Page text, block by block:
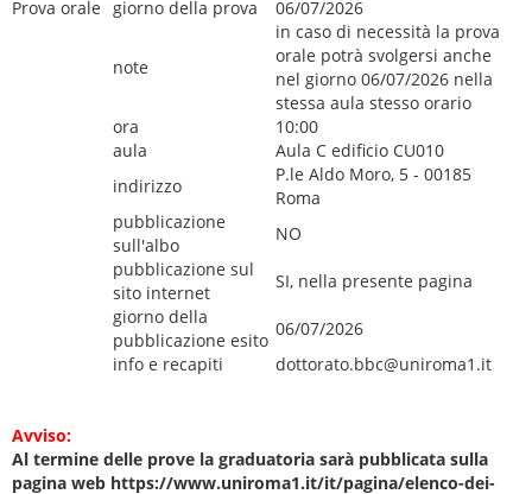
Prova orale giorno della prova 06/07/2026
note
in caso di necessità la prova
orale potrà svolgersi anche
nel giorno 06/07/2026 nella
stessa aula stesso orario
ora
10:00
aula
Aula C edificio CU010
indirizzo
P.le Aldo Moro, 5 - 00185
Roma
pubblicazione
sull'albo
NO
pubblicazione sul
sito internet
SI, nella presente pagina
giorno della
pubblicazione esito
06/07/2026
info e recapiti
dottorato.bbc@uniroma1.it
Avviso:
Al termine delle prove la graduatoria sarà pubblicata sulla
pagina web https://www.uniroma1.it/it/pagina/elenco-dei-